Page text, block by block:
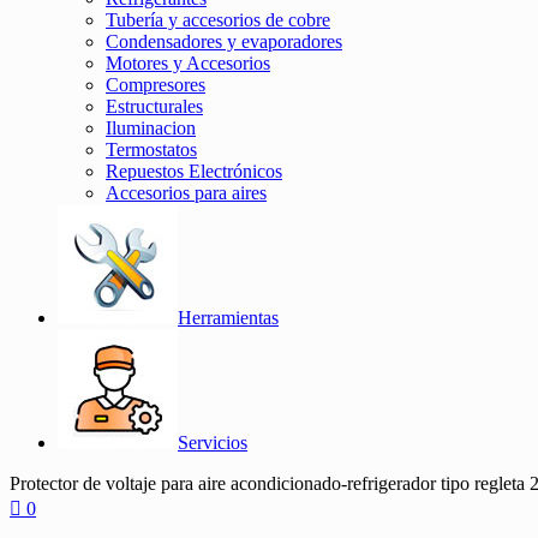
Tubería y accesorios de cobre
Condensadores y evaporadores
Motores y Accesorios
Compresores
Estructurales
Iluminacion
Termostatos
Repuestos Electrónicos
Accesorios para aires
Herramientas
Servicios
Protector de voltaje para aire acondicionado-refrigerador tipo regleta
0